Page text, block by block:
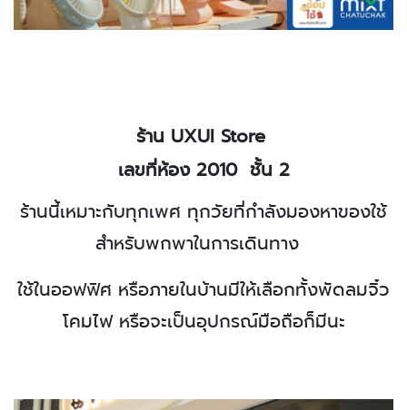
ร้าน UXUI Store
เลขที่ห้อง 2010 ชั้น 2
ร้านนี้เหมาะกับทุกเพศ ทุกวัยที่กำลังมองหาของใช้
สำหรับพกพาในการเดินทาง
ใช้ในออฟฟิศ หรือภายในบ้านมีให้เลือกทั้งพัดลมจิ๋ว
โคมไฟ หรือจะเป็นอุปกรณ์มือถือก็มีนะ